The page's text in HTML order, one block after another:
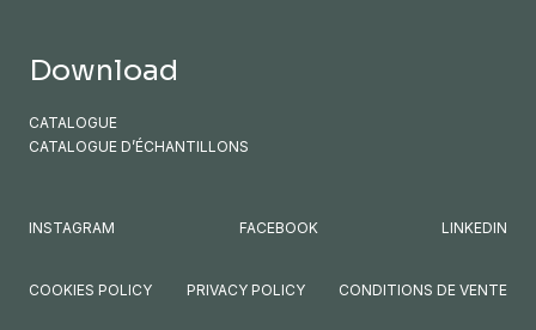
Download
CATALOGUE
CATALOGUE D’ÉCHANTILLONS
INSTAGRAM FACEBOOK LINKEDIN
COOKIES POLICY PRIVACY POLICY CONDITIONS DE VENTE